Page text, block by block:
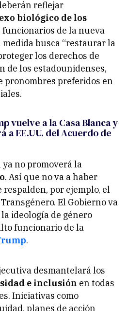
reflejar
biológico de los
funcionarios de la nueva
busca “restaurar la
los derechos de
de los estadounidenses,
pronombres preferidos en
vuelve a la Casa Blanca y
a EE.UU. del Acuerdo de
ya no promoverá la
. Así que no va a haber
por ejemplo, el
El Gobierno va
ideología de género
funcionario de la
.
desmantelará los
e inclusión en todas
Iniciativas como
planes de acción